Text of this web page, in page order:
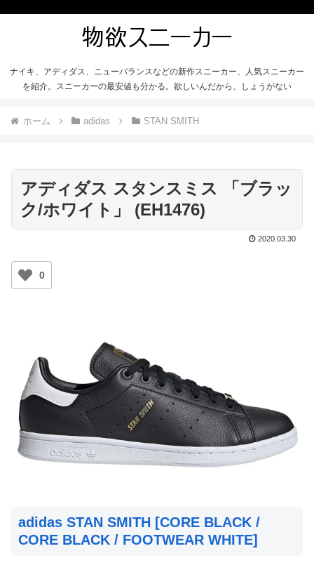
ナイキ、アディダス、ニューバランスなどの新作スニーカー、人気スニーカー
を紹介。スニーカーの最安値も分かる。欲しいんだから、しょうがない
ホーム adidas STAN SMITH
アディダス スタンスミス 「ブラッ
ク/ホワイト」 (EH1476)
2020.03.30
0
adidas STAN SMITH [CORE BLACK /
CORE BLACK / FOOTWEAR WHITE]